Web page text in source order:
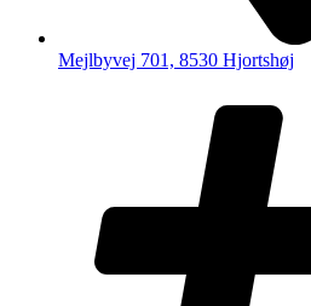
Mejlbyvej 701, 8530 Hjortshøj